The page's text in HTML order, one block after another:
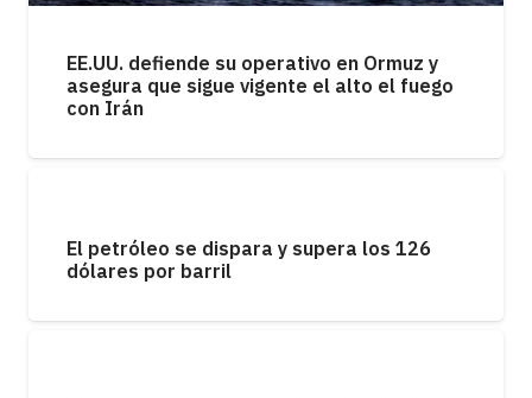
EE.UU. defiende su operativo en Ormuz y
asegura que sigue vigente el alto el fuego
con Irán
El petróleo se dispara y supera los 126
dólares por barril